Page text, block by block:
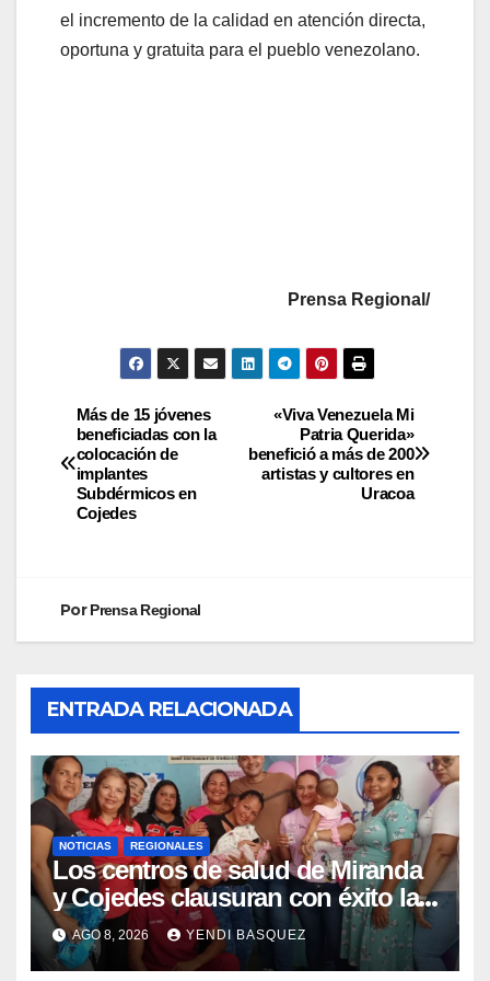
el incremento de la calidad en atención directa,
oportuna y gratuita para el pueblo venezolano.
Prensa Regional/
«Viva Venezuela Mi
Patria Querida»
benefició a más de 200
artistas y cultores en
Uracoa
Más de 15 jóvenes
beneficiadas con la
colocación de
implantes
Subdérmicos en
Cojedes
PorPrensa Regional
ENTRADA RELACIONADA
NOTICIAS REGIONALES
Los centros de salud de Miranda
y Cojedes clausuran con éxito la
Semana Mundial de la Lactancia
Materna
AGO 8, 2026 YENDI BASQUEZ